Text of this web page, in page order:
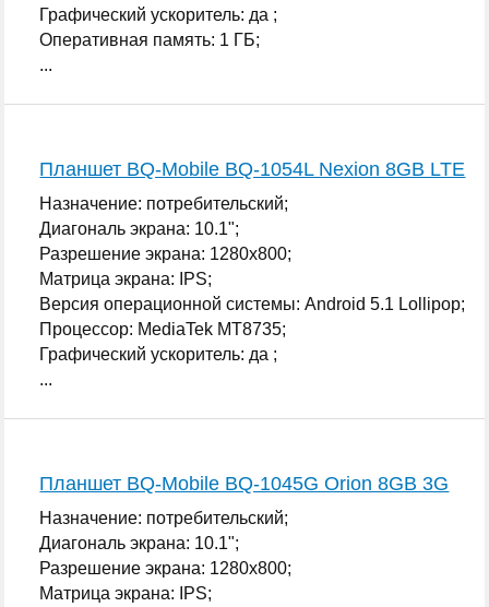
Графический ускоритель: да ;
Оперативная память: 1 ГБ;
...
Планшет BQ-Mobile BQ-1054L Nexion 8GB LTE
Назначение: потребительский;
Диагональ экрана: 10.1";
Разрешение экрана: 1280x800;
Матрица экрана: IPS;
Версия операционной системы: Android 5.1 Lollipop;
Процессор: MediaTek MT8735;
Графический ускоритель: да ;
...
Планшет BQ-Mobile BQ-1045G Orion 8GB 3G
Назначение: потребительский;
Диагональ экрана: 10.1";
Разрешение экрана: 1280x800;
Матрица экрана: IPS;